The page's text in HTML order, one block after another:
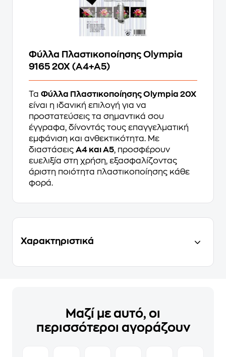
Φύλλα Πλαστικοποίησης Olympia
9165 20X (A4+A5)
Τα Φύλλα Πλαστικοποίησης Olympia 20X
είναι η ιδανική επιλογή για να
προστατεύσεις τα σημαντικά σου
έγγραφα, δίνοντάς τους επαγγελματική
εμφάνιση και ανθεκτικότητα. Με
διαστάσεις A4 και A5, προσφέρουν
ευελιξία στη χρήση, εξασφαλίζοντας
άριστη ποιότητα πλαστικοποίησης κάθε
φορά.
Χαρακτηριστικά
Μαζί με αυτό, οι
περισσότεροι αγοράζουν